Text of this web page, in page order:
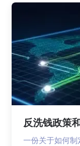
反洗钱政策
一份关于如何